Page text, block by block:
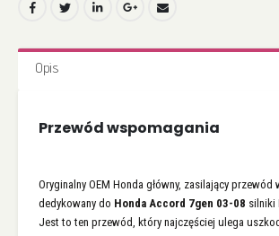
Opis
Przewód wspomagania
Oryginalny OEM Honda główny, zasilający przewód
dedykowany do Honda Accord 7gen 03-08 silniki
Jest to ten przewód, który najczęściej ulega